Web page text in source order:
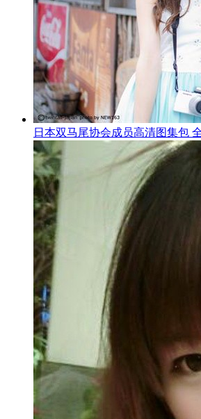
日本双马尾协会成员高清图集包